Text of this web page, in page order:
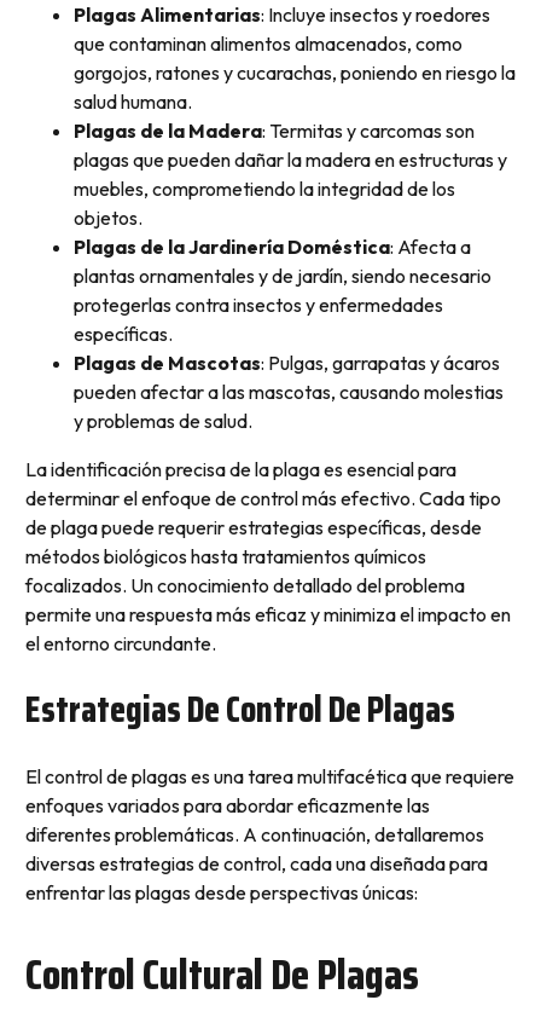
Plagas Alimentarias: Incluye insectos y roedores
que contaminan alimentos almacenados, como
gorgojos, ratones y cucarachas, poniendo en riesgo la
salud humana.
Plagas de la Madera: Termitas y carcomas son
plagas que pueden dañar la madera en estructuras y
muebles, comprometiendo la integridad de los
objetos.
Plagas de la Jardinería Doméstica: Afecta a
plantas ornamentales y de jardín, siendo necesario
protegerlas contra insectos y enfermedades
específicas.
Plagas de Mascotas: Pulgas, garrapatas y ácaros
pueden afectar a las mascotas, causando molestias
y problemas de salud.
La identificación precisa de la plaga es esencial para
determinar el enfoque de control más efectivo. Cada tipo
de plaga puede requerir estrategias específicas, desde
métodos biológicos hasta tratamientos químicos
focalizados. Un conocimiento detallado del problema
permite una respuesta más eficaz y minimiza el impacto en
el entorno circundante.
Estrategias De Control De Plagas
El control de plagas es una tarea multifacética que requiere
enfoques variados para abordar eficazmente las
diferentes problemáticas. A continuación, detallaremos
diversas estrategias de control, cada una diseñada para
enfrentar las plagas desde perspectivas únicas:
Control Cultural De Plagas